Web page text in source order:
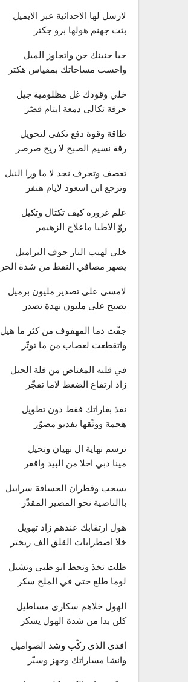
لارسل لها الاحداثية عبر الايميل
بثت جهنم هولها برو جكتر
حيا حنينك حن واتجاوز الميل
واحسب مساحاتك بمقياس هكتر
خلي وقودك غل مظلومية جيل
حرقة ثكالى دمعة ايتام قصّر
طاقة وقوة دفع تكفي لتحويل
رقة نسيم الصبح لا ريح صرصر
تعصف وتجرف نجد لا ما ورا النيل
وترجع ابن اسعود لايام هنفر
علم غروره كيف تكتال وتكيل
روّ الاطبا ماعلاج الزهيمر
خلي لهيب النار جوف البراميل
يصهر مصافي النفط من شدة الحر
لامسى على تصدير مليون برميل
يصبح على مليون نهدة تصدر
جفّت دما المهفوف من كثر ما هيل
واتقطعت لعصاب من ما توتّر
في قلبه المغتاض من قلة الحيل
زاد ارتفاع الضغط لاما تفجّر
نفذ بغاراتك فقط دون تطويل
هجمة ووثّقها بفديو مصوّر
ترسم نهاية ال نهيان وتحيل
مينا دبي اخلا من البيد واقفر
يسحب وقطران الحسافة سرابيل
باالناصية نحو المصير المقدّر
هول ارتقابك عندهم زاد تهويل
خلا اضطرابات القلق الف ريختر
ظلت تخذ وتحط ابو ظبي وتشيل
لوما طلع حتى في الملح سكر
الهول خلاهم سكارى مساطيل
كلن بدا من شدة الهول يسكر
افدي الذي ركّب وشد الصواميل
وانشا مساراتك وجهز وسيّر